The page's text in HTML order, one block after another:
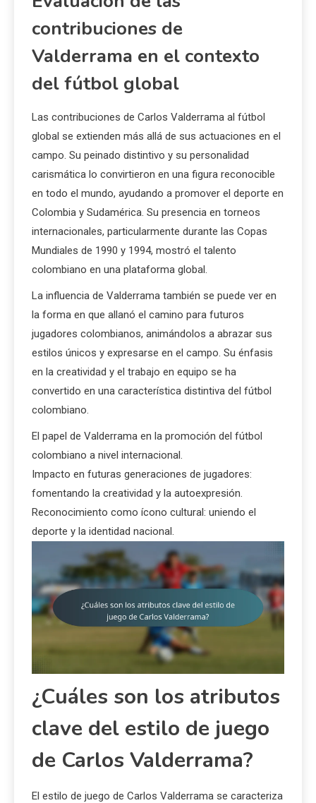
contribuciones de
Valderrama en el contexto
del fútbol global
Las contribuciones de Carlos Valderrama al fútbol
global se extienden más allá de sus actuaciones en el
campo. Su peinado distintivo y su personalidad
carismática lo convirtieron en una figura reconocible
en todo el mundo, ayudando a promover el deporte en
Colombia y Sudamérica. Su presencia en torneos
internacionales, particularmente durante las Copas
Mundiales de 1990 y 1994, mostró el talento
colombiano en una plataforma global.
La influencia de Valderrama también se puede ver en
la forma en que allanó el camino para futuros
jugadores colombianos, animándolos a abrazar sus
estilos únicos y expresarse en el campo. Su énfasis
en la creatividad y el trabajo en equipo se ha
convertido en una característica distintiva del fútbol
colombiano.
El papel de Valderrama en la promoción del fútbol
colombiano a nivel internacional.
Impacto en futuras generaciones de jugadores:
fomentando la creatividad y la autoexpresión.
Reconocimiento como ícono cultural: uniendo el
deporte y la identidad nacional.
¿Cuáles son los atributos
clave del estilo de juego
de Carlos Valderrama?
El estilo de juego de Carlos Valderrama se caracteriza